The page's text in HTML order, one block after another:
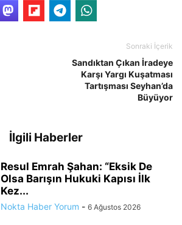
Sonraki İçerik
Sandıktan Çıkan İradeye
Karşı Yargı Kuşatması
Tartışması Seyhan’da
Büyüyor
İlgili Haberler
Resul Emrah Şahan: “Eksik De
Olsa Barışın Hukuki Kapısı İlk
Kez...
Nokta Haber Yorum - 6 Ağustos 2026